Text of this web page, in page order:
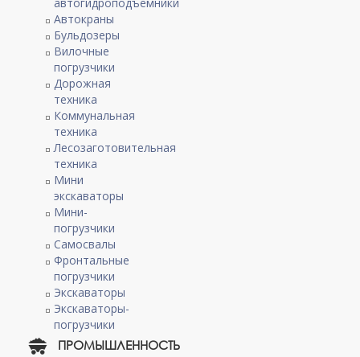
Автокраны
Бульдозеры
Вилочные
погрузчики
Дорожная
техника
Коммунальная
техника
Лесозаготовительная
техника
Мини
экскаваторы
Мини-
погрузчики
Самосвалы
Фронтальные
погрузчики
Экскаваторы
Экскаваторы-
погрузчики
ПРОМЫШЛЕННОСТЬ